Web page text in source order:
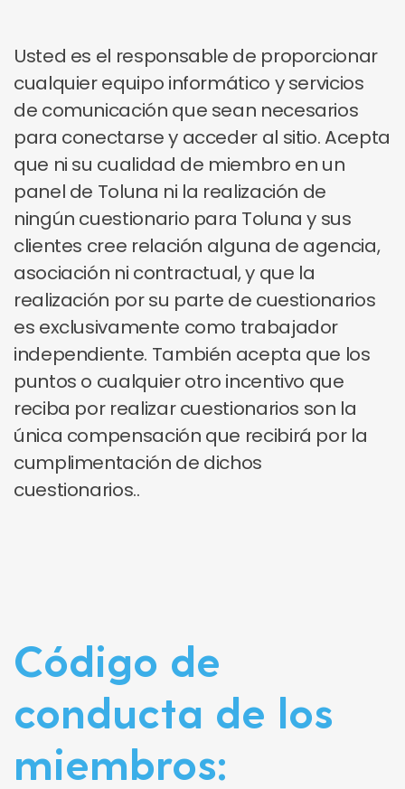
Usted es el responsable de proporcionar
cualquier equipo informático y servicios
de comunicación que sean necesarios
para conectarse y acceder al sitio. Acepta
que ni su cualidad de miembro en un
panel de Toluna ni la realización de
ningún cuestionario para Toluna y sus
clientes cree relación alguna de agencia,
asociación ni contractual, y que la
realización por su parte de cuestionarios
es exclusivamente como trabajador
independiente. También acepta que los
puntos o cualquier otro incentivo que
reciba por realizar cuestionarios son la
única compensación que recibirá por la
cumplimentación de dichos
cuestionarios..
Código de
conducta de los
miembros: